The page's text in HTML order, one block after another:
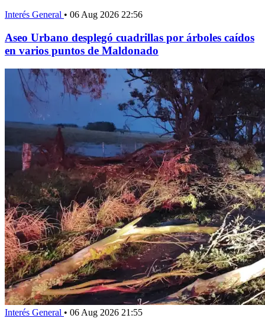
Interés General • 06 Aug 2026 22:56
Aseo Urbano desplegó cuadrillas por árboles caídos
en varios puntos de Maldonado
Interés General • 06 Aug 2026 21:55